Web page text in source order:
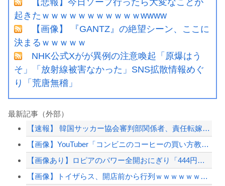
起きたｗｗｗｗｗｗｗｗｗｗｗwwww
【画像】 『GANTZ』の絶望シーン、ここに
決まるｗｗｗｗｗ
NHK公式Xがが異例の注意喚起「原爆はう
そ」「放射線被害なかった」SNS拡散情報めぐ
り「荒唐無稽」
最新記事（外部）
【速報】 韓国サッカー協会審判部関係者、責任転嫁「外国人審判たちが先にマッサージ...
【画像】YouTuber「コンビニのコーヒーの買い方教えます！」→3日でとんでも...
【画像あり】ロピアのパワー全開おにぎり「444円」がコチラｗｗｗｗｗ
【画像】トイザらス、開店前から行列ｗｗｗｗｗｗｗｗｗｗｗｗｗｗｗｗ